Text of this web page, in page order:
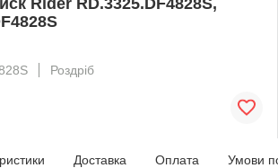
Роздріб
Доставка Оплата Умови